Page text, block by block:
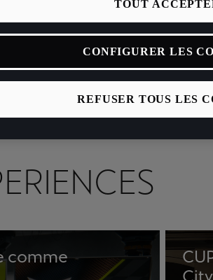
de la marque
comme
REFUSER TOUS LES
TOUT
CONFIGURER LES